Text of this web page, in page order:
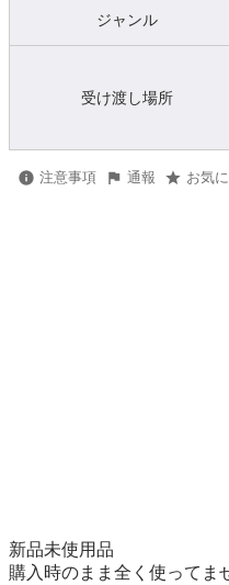
ジャンル
受け渡し場所
注意事項 通報 お気
新品未使用品
購入時のまま全く使ってま